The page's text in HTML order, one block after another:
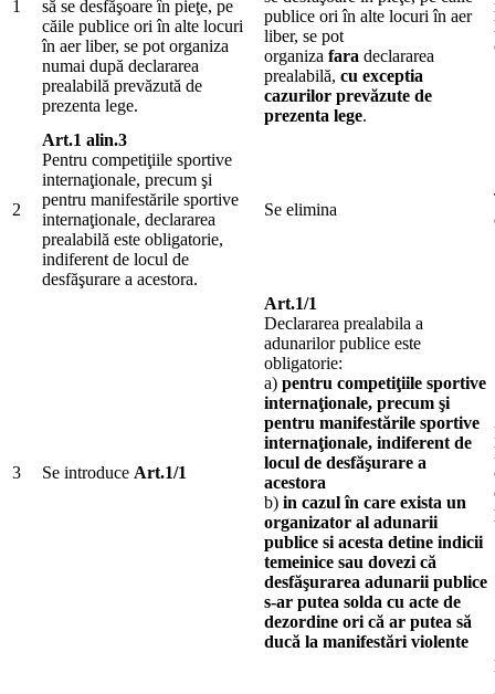
1
să se desfăşoare în pieţe, pe
căile publice ori în alte locuri
în aer liber, se pot organiza
numai după declararea
prealabilă prevăzută de
prezenta lege.
publice ori în alte locuri în aer
liber, se pot
organiza fara declararea
prealabilă, cu exceptia
cazurilor prevăzute de
prezenta lege.
2
Art.1 alin.3
Pentru competiţiile sportive
internaţionale, precum şi
pentru manifestările sportive
internaţionale, declararea
prealabilă este obligatorie,
indiferent de locul de
desfăşurare a acestora.
Se elimina
3 Se introduce Art.1/1
Art.1/1
Declararea prealabila a
adunarilor publice este
obligatorie:
a) pentru competiţiile sportive
internaţionale, precum şi
pentru manifestările sportive
internaţionale, indiferent de
locul de desfăşurare a
acestora
b) in cazul în care exista un
organizator al adunarii
publice si acesta detine indicii
temeinice sau dovezi că
desfăşurarea adunarii publice
s-ar putea solda cu acte de
dezordine ori că ar putea să
ducă la manifestări violente